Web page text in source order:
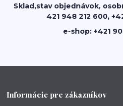
Sklad,stav objednávok,
421 948 212 600,
e-shop: +421
Informácie pre zákazníkov